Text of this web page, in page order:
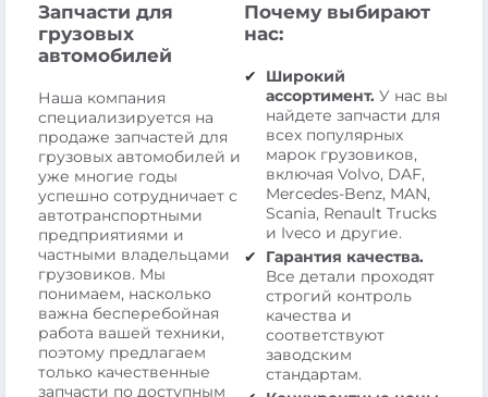
Запчасти для
грузовых
автомобилей
Наша компания
специализируется на
продаже запчастей для
грузовых автомобилей и
уже многие годы
успешно сотрудничает с
автотранспортными
предприятиями и
частными владельцами
грузовиков. Мы
понимаем, насколько
важна бесперебойная
работа вашей техники,
поэтому предлагаем
только качественные
запчасти по доступным
Почему выбирают
нас:
Широкий
ассортимент. У нас вы
найдете запчасти для
всех популярных
марок грузовиков,
включая Volvo, DAF,
Mercedes-Benz, MAN,
Scania, Renault Trucks
и Iveco и другие.
Гарантия качества.
Все детали проходят
строгий контроль
качества и
соответствуют
заводским
стандартам.